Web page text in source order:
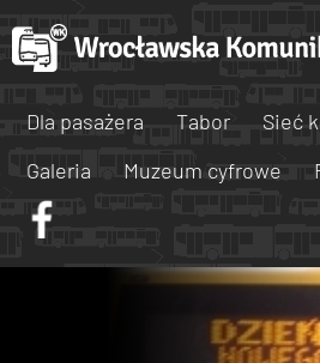
Dla pasażera Tabor
Sieć
Galeria
Muzeum cyfrowe